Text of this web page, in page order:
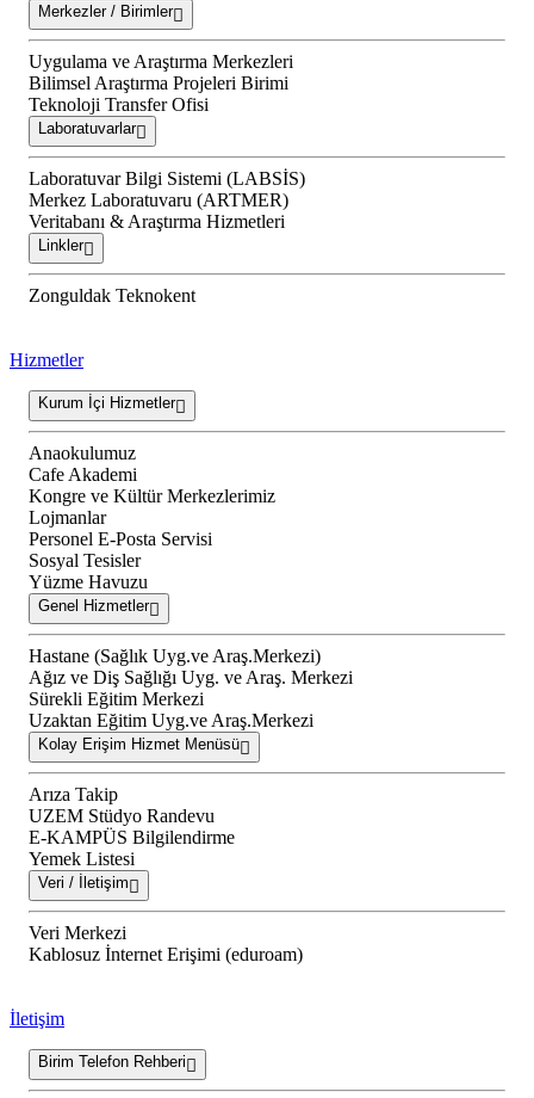
Merkezler / Birimler
Uygulama ve Araştırma Merkezleri
Bilimsel Araştırma Projeleri Birimi
Teknoloji Transfer Ofisi
Laboratuvarlar
Laboratuvar Bilgi Sistemi (LABSİS)
Merkez Laboratuvaru (ARTMER)
Veritabanı & Araştırma Hizmetleri
Linkler
Zonguldak Teknokent
Hizmetler
Kurum İçi Hizmetler
Anaokulumuz
Cafe Akademi
Kongre ve Kültür Merkezlerimiz
Lojmanlar
Personel E-Posta Servisi
Sosyal Tesisler
Yüzme Havuzu
Genel Hizmetler
Hastane (Sağlık Uyg.ve Araş.Merkezi)
Ağız ve Diş Sağlığı Uyg. ve Araş. Merkezi
Sürekli Eğitim Merkezi
Uzaktan Eğitim Uyg.ve Araş.Merkezi
Kolay Erişim Hizmet Menüsü
Arıza Takip
UZEM Stüdyo Randevu
E-KAMPÜS Bilgilendirme
Yemek Listesi
Veri / İletişim
Veri Merkezi
Kablosuz İnternet Erişimi (eduroam)
İletişim
Birim Telefon Rehberi